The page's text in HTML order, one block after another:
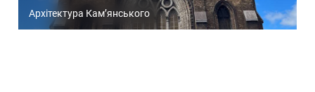
Архітектура Кам’янського